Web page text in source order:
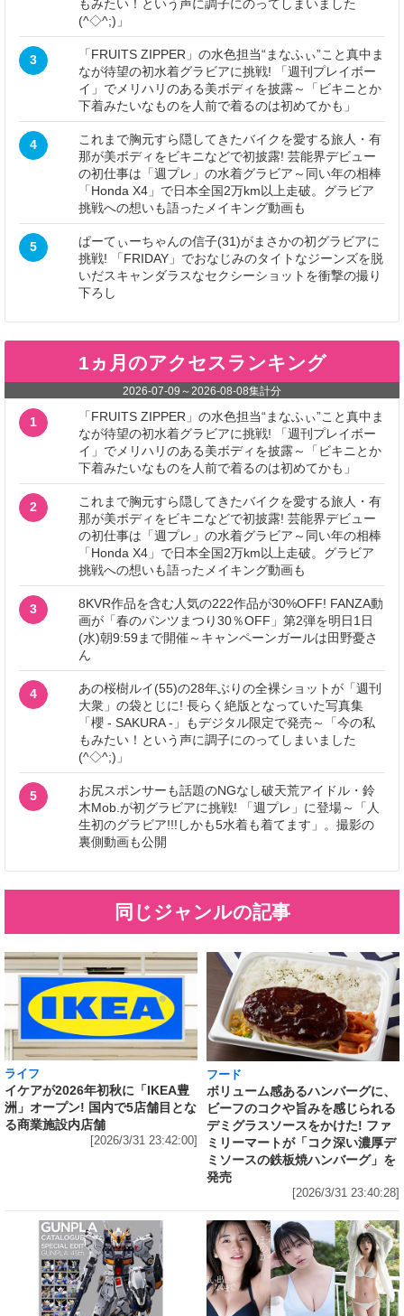
もみたい！という声に調子にのってしまいました
(^◇^;)」
3
「FRUITS ZIPPER」の水色担当“まなふぃ”こと真中ま
なが待望の初水着グラビアに挑戦! 「週刊プレイボー
イ」でメリハリのある美ボディを披露～「ビキニとか
下着みたいなものを人前で着るのは初めてかも」
4
これまで胸元すら隠してきたバイクを愛する旅人・有
那が美ボディをビキニなどで初披露! 芸能界デビュー
の初仕事は「週プレ」の水着グラビア～同い年の相棒
「Honda X4」で日本全国2万km以上走破。グラビア
挑戦への想いも語ったメイキング動画も
5
ぱーてぃーちゃんの信子(31)がまさかの初グラビアに
挑戦! 「FRIDAY」でおなじみのタイトなジーンズを脱
いだスキャンダラスなセクシーショットを衝撃の撮り
下ろし
1ヵ月のアクセスランキング
2026-07-09 ～2026-08-08集計分
1
「FRUITS ZIPPER」の水色担当“まなふぃ”こと真中ま
なが待望の初水着グラビアに挑戦! 「週刊プレイボー
イ」でメリハリのある美ボディを披露～「ビキニとか
下着みたいなものを人前で着るのは初めてかも」
2
これまで胸元すら隠してきたバイクを愛する旅人・有
那が美ボディをビキニなどで初披露! 芸能界デビュー
の初仕事は「週プレ」の水着グラビア～同い年の相棒
「Honda X4」で日本全国2万km以上走破。グラビア
挑戦への想いも語ったメイキング動画も
3
8KVR作品を含む人気の222作品が30%OFF! FANZA動
画が「春のパンツまつり30％OFF」第2弾を明日1日
(水)朝9:59まで開催～キャンペーンガールは田野憂さ
ん
4
あの桜樹ルイ(55)の28年ぶりの全裸ショットが「週刊
大衆」の袋とじに! 長らく絶版となっていた写真集
「櫻 - SAKURA -」もデジタル限定で発売～「今の私
もみたい！という声に調子にのってしまいました
(^◇^;)」
5
お尻スポンサーも話題のNGなし破天荒アイドル・鈴
木Mob.が初グラビアに挑戦! 「週プレ」に登場～「人
生初のグラビア!!!しかも5水着も着てます」。撮影の
裏側動画も公開
同じジャンルの記事
ライフ
イケアが2026年初秋に「IKEA豊
洲」オープン! 国内で5店舗目とな
る商業施設内店舗
[2026/3/31 23:42:00]
フード
ボリューム感あるハンバーグに、
ビーフのコクや旨みを感じられる
デミグラスソースをかけた! ファ
ミリーマートが「コク深い濃厚デ
ミソースの鉄板焼ハンバーグ」を
発売
[2026/3/31 23:40:28]